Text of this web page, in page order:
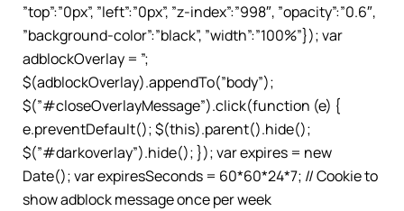
”top”:”0px”, ”left”:”0px”, ”z-index”:”998″, ”opacity”:”0.6″,
”background-color”:”black”, ”width”:”100%”}); var
adblockOverlay = ”;
$(adblockOverlay).appendTo(”body”);
$(”#closeOverlayMessage”).click(function (e) {
e.preventDefault(); $(this).parent().hide();
$(”#darkoverlay”).hide(); }); var expires = new
Date(); var expiresSeconds = 60*60*24*7; // Cookie to
show adblock message once per week